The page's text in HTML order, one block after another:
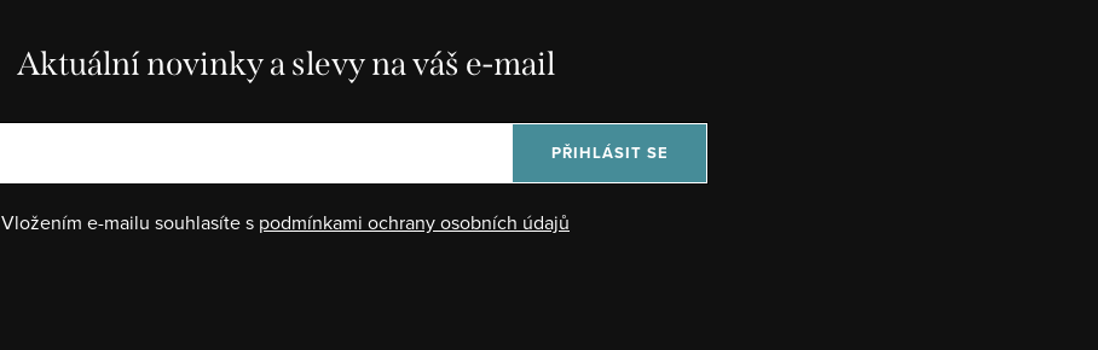
Aktuální novinky a slevy na váš e-mail
Vložením e-mailu souhlasíte s podmínkami ochrany osobních údajů
PŘIHLÁSIT SE